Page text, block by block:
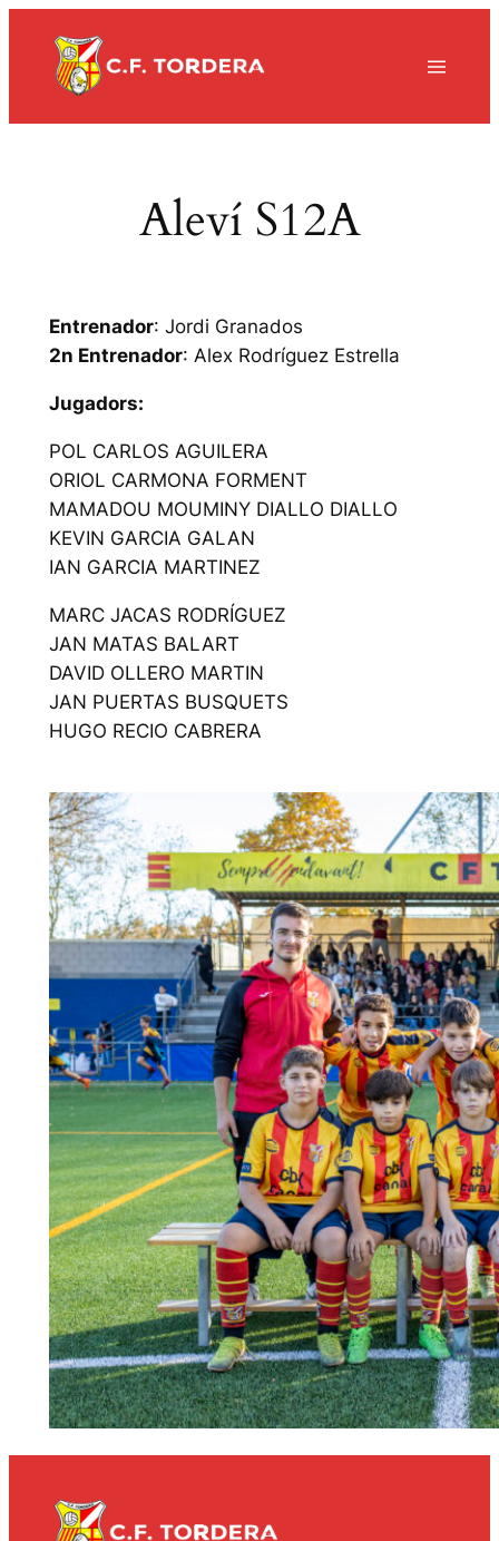
contingut
Aleví S12A
Entrenador: Jordi Granados
2n Entrenador: Alex Rodríguez Estrella
Jugadors:
POL CARLOS AGUILERA
ORIOL CARMONA FORMENT
MAMADOU MOUMINY DIALLO DIALLO
KEVIN GARCIA GALAN
IAN GARCIA MARTINEZ
MARC JACAS RODRÍGUEZ
JAN MATAS BALART
DAVID OLLERO MARTIN
JAN PUERTAS BUSQUETS
HUGO RECIO CABRERA